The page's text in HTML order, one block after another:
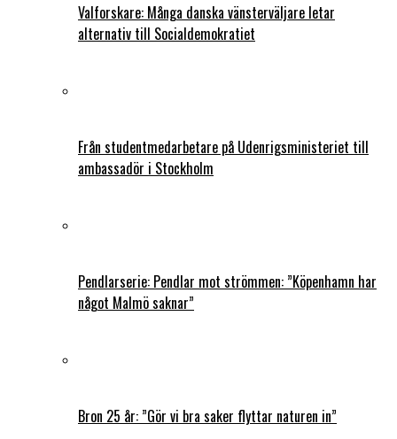
Valforskare: Många danska vänsterväljare letar
alternativ till Socialdemokratiet
Från studentmedarbetare på Udenrigsministeriet till
ambassadör i Stockholm
Pendlarserie: Pendlar mot strömmen: ”Köpenhamn har
något Malmö saknar”
Bron 25 år: ”Gör vi bra saker flyttar naturen in”